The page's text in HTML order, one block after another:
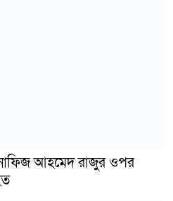
আহমেদ রাজুর ওপর